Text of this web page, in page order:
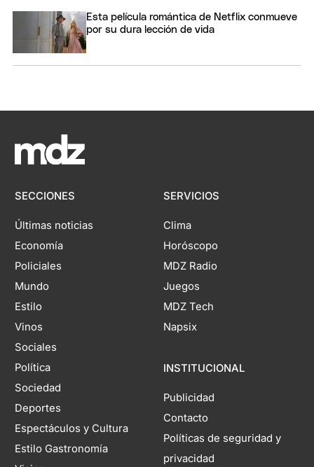
Esta película romántica de Netflix conmueve
por su dura lección de vida
SECCIONES
Últimas noticias
Economía
Policiales
Mundo
Estilo
Vinos
Sociales
Política
Sociedad
Deportes
Espectáculos y Cultura
Estilo Gastronomía
SERVICIOS
Clima
Horóscopo
MDZ Radio
Juegos
MDZ Tech
Napsix
INSTITUCIONAL
Publicidad
Contacto
Políticas de seguridad y
privacidad